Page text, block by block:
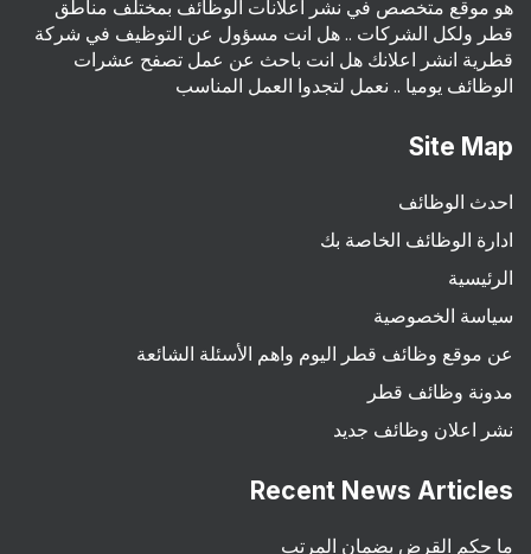
هو موقع متخصص في نشر اعلانات الوظائف بمختلف مناطق
قطر ولكل الشركات .. هل انت مسؤول عن التوظيف في شركة
قطرية انشر اعلانك هل انت باحث عن عمل تصفح عشرات
الوظائف يوميا .. نعمل لتجدوا العمل المناسب
Site Map
احدث الوظائف
ادارة الوظائف الخاصة بك
الرئيسية
سياسة الخصوصية
عن موقع وظائف قطر اليوم واهم الأسئلة الشائعة
مدونة وظائف قطر
نشر اعلان وظائف جديد
Recent News Articles
ما حكم القرض بضمان المرتب